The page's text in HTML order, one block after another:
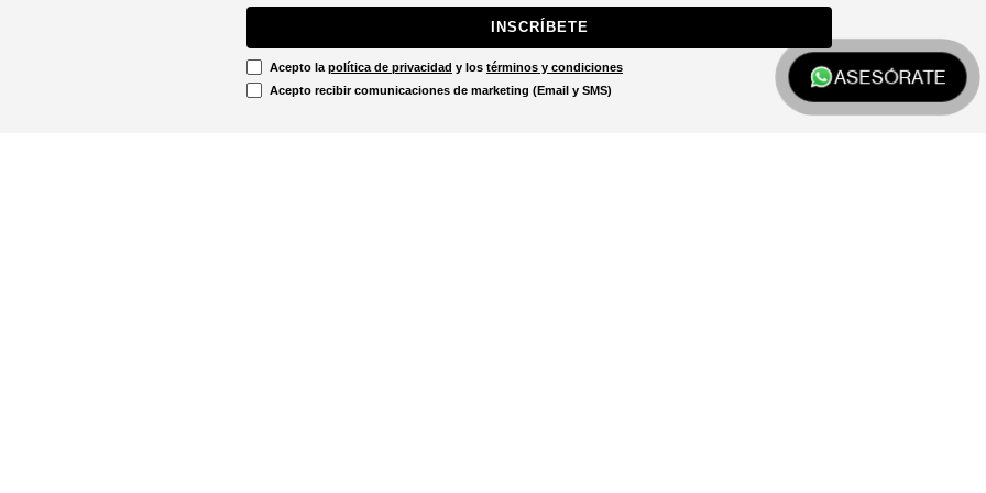
ASESÓRATE
INSCRÍBETE
Acepto la política de privacidad y los términos y condiciones
Acepto recibir comunicaciones de marketing (Email y SMS)